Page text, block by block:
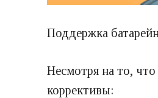
Поддержка
Несмотря на то,
коррективы: